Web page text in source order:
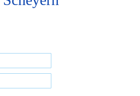
zur Startseite springen.